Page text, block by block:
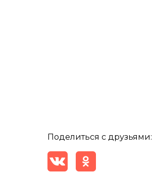
Поделиться с друзьями: